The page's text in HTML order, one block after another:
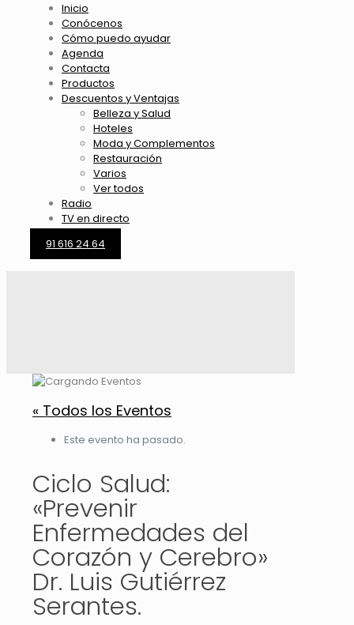
Inicio
Conócenos
Cómo puedo ayudar
Agenda
Contacta
Productos
Descuentos y Ventajas
Belleza y Salud
Hoteles
Moda y Complementos
Restauración
Varios
Ver todos
Radio
TV en directo
91 616 24 64
« Todos los Eventos
Este evento ha pasado.
Ciclo Salud:
«Prevenir
Enfermedades del
Corazón y Cerebro»
Dr. Luis Gutiérrez
Serantes.